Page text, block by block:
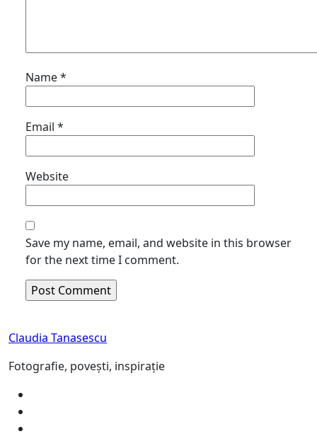
Name*
Email *
Website
Save my name, email, and website in this browser
for the next time I comment.
Claudia Tanasescu
Fotografie, povești, inspirație